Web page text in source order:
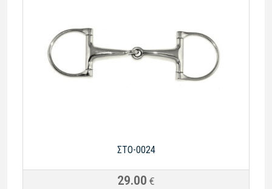
ΣΤΟ-0024
29.00 €